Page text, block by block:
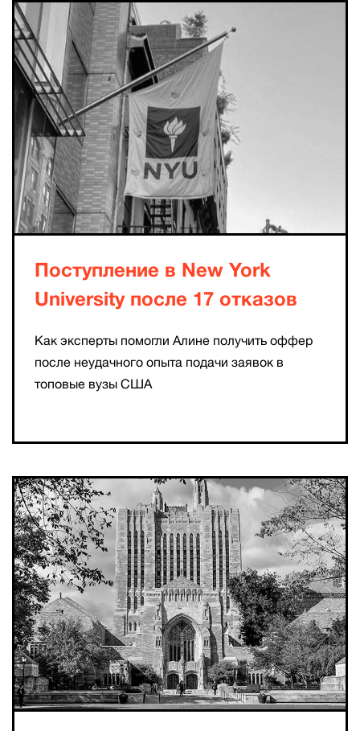
Поступление в New York
University после 17 отказов
Как эксперты помогли Алине получить оффер
после неудачного опыта подачи заявок в
топовые вузы США